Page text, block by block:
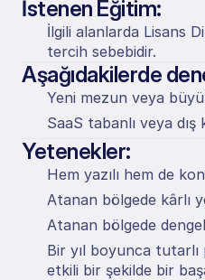
İstenen Eğitim:
İlgili alanlarda Lisans
tercih sebebidir.
Aşağıdakilerde
Yeni mezun veya
SaaS tabanlı veya
Yetenekler:
Hem yazılı hem de
Atanan bölgede kârlı
Atanan bölgede
Bir yıl boyunca
etkili bir şekilde bir